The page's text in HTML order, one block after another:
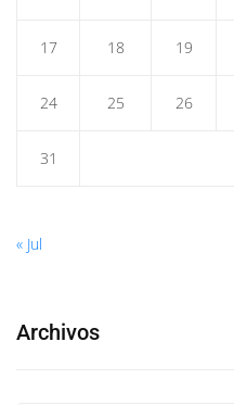
17 18 19
24 25 26
31
« Jul
Archivos